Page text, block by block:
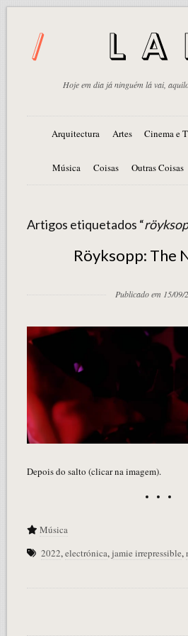
Hoje em dia já ninguém lá vai,
Arquitectura Artes Cinema e
Música Coisas Outras Coisas
Artigos etiquetados “
Röyksopp: The
Publicado em 15/09/
Depois do salto (clicar na imagem).
Música
2022,electrónica,jamie irrepressible,